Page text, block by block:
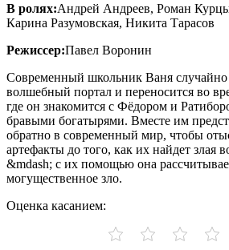
В ролях:Андрей Андреев, Роман
Карина Разумовская, Никита Тарасов
Режиссер:Павел Воронин
Современный школьник Ваня случайно
волшебный портал и переносится во
где он знакомится с Фёдором и
бравыми богатырями. Вместе им
обратно в современный мир, чтобы
артефакты до того, как их найдет злая
&mdash; с их помощью она
могущественное зло.
Оценка касанием: